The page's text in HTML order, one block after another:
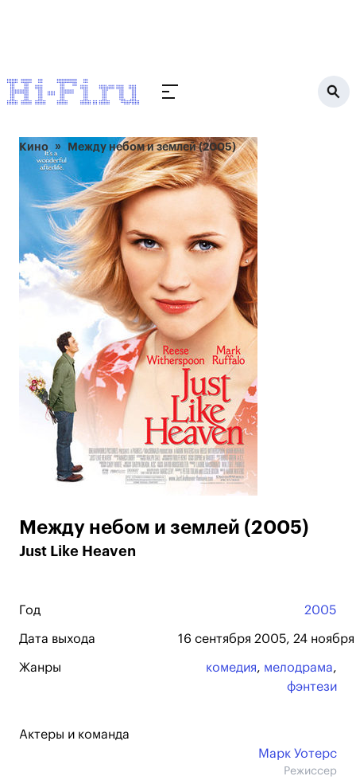
Кино Между небом и землей (2005)
Между небом и землей (2005)
Just Like Heaven
Год 2005
Дата выхода 16 сентября 2005, 24
Жанры комедия, мелодрама,
фэнтези
Актеры и команда
Марк Уотерс
Режиссер